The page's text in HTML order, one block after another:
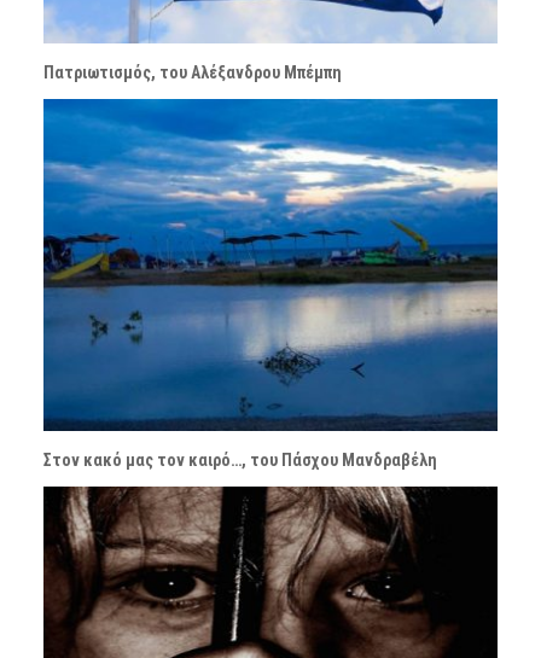
Πατριωτισμός, του Αλέξανδρου Μπέμπη
Στον κακό μας τον καιρό…, του Πάσχου Μανδραβέλη